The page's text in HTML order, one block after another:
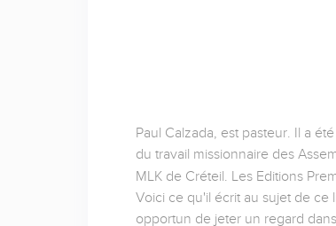
Paul Calzada, est pasteur. Il a
du travail missionnaire des
MLK de Créteil. Les Editions
Voici ce qu'il écrit au sujet de ce
opportun de jeter un regard